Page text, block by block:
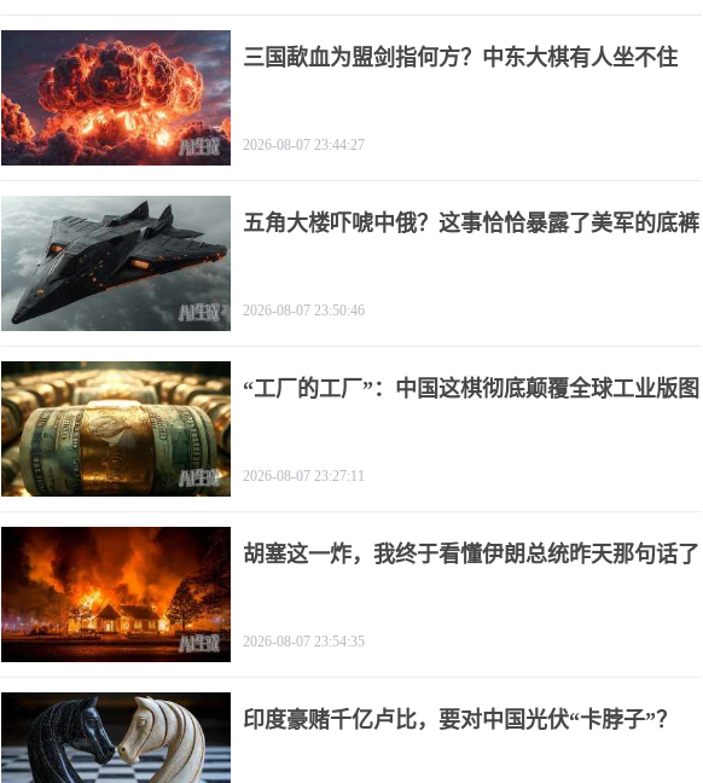
三国歃血为盟剑指何方？中东大棋有人坐不住
2026-08-07 23:44:27
五角大楼吓唬中俄？这事恰恰暴露了美军的底裤
2026-08-07 23:50:46
“工厂的工厂”：中国这棋彻底颠覆全球工业版图
2026-08-07 23:27:11
胡塞这一炸，我终于看懂伊朗总统昨天那句话了
2026-08-07 23:54:35
印度豪赌千亿卢比，要对中国光伏“卡脖子”？